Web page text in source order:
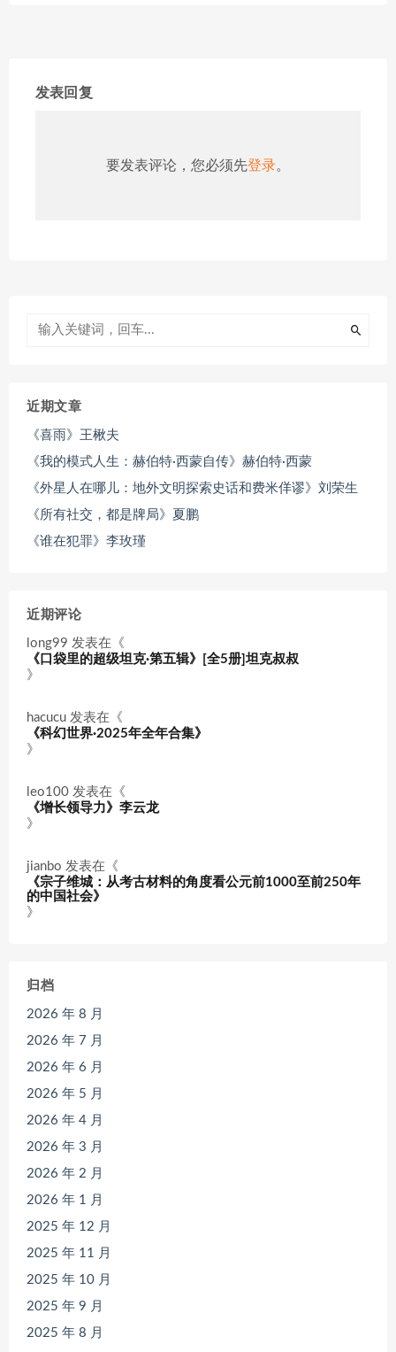
发表回复
要发表评论，您必须先登录。
近期文章
《喜雨》王楸夫
《我的模式人生：赫伯特·西蒙自传》赫伯特·西蒙
《外星人在哪儿：地外文明探索史话和费米佯谬》刘荣生
《所有社交，都是牌局》夏鹏
《谁在犯罪》李玫瑾
近期评论
long99 发表在《
《口袋里的超级坦克·第五辑》[全5册]坦克叔叔
》
hacucu 发表在《
《科幻世界·2025年全年合集》
》
leo100 发表在《
《增长领导力》李云龙
》
jianbo 发表在《
《宗子维城：从考古材料的角度看公元前1000至前250年
的中国社会》
》
归档
2026 年 8 月
2026 年 7 月
2026 年 6 月
2026 年 5 月
2026 年 4 月
2026 年 3 月
2026 年 2 月
2026 年 1 月
2025 年 12 月
2025 年 11 月
2025 年 10 月
2025 年 9 月
2025 年 8 月